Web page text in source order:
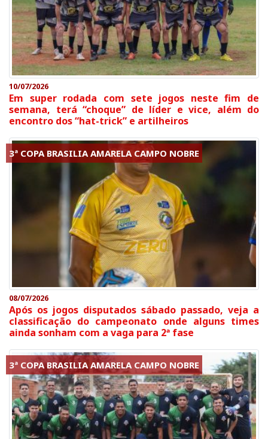
10/07/2026
Em super rodada com sete jogos neste fim de
semana, terá “choque” de líder e vice, além do
encontro dos “hat-trick” e artilheiros
3ª COPA BRASILIA AMARELA CAMPO NOBRE
08/07/2026
Após os jogos disputados sábado passado, veja a
classificação do campeonato onde alguns times
ainda sonham com a vaga para 2ª fase
3ª COPA BRASILIA AMARELA CAMPO NOBRE